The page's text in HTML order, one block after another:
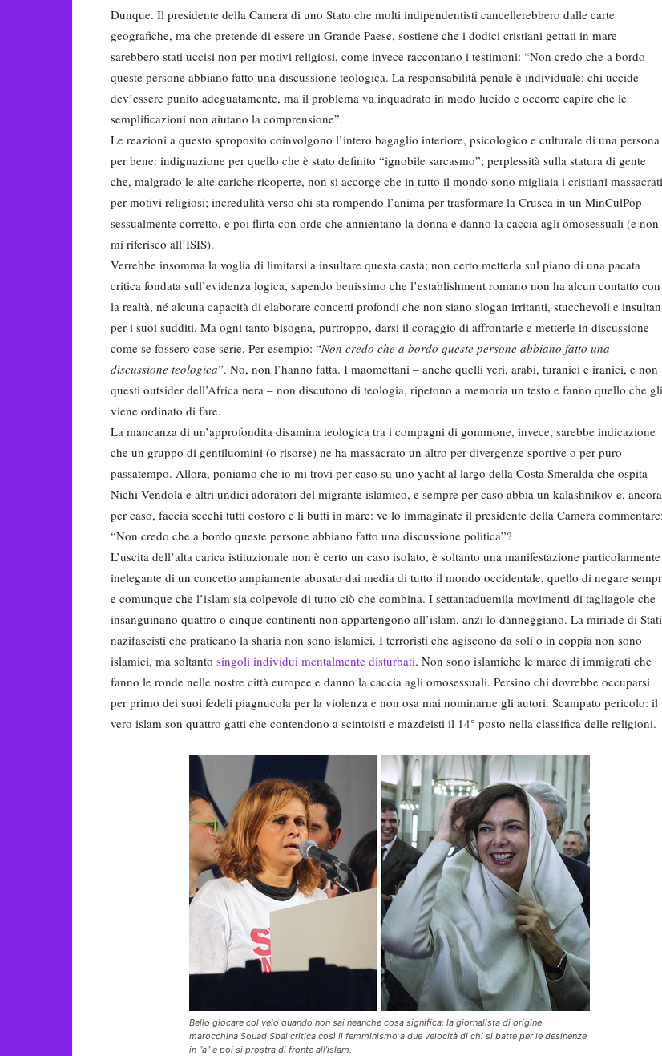
Dunque. Il presidente della Camera di uno Stato che molti indipendentisti cancellerebbero dalle carte
geografiche, ma che pretende di essere un Grande Paese, sostiene che i dodici cristiani gettati in mare
sarebbero stati uccisi non per motivi religiosi, come invece raccontano i testimoni: “Non credo che a bordo
queste persone abbiano fatto una discussione teologica. La responsabilità penale è individuale: chi uccide
dev’essere punito adeguatamente, ma il problema va inquadrato in modo lucido e occorre capire che le
semplificazioni non aiutano la comprensione”.
Le reazioni a questo sproposito coinvolgono l’intero bagaglio interiore, psicologico e culturale di una persona
per bene: indignazione per quello che è stato definito “ignobile sarcasmo”; perplessità sulla statura di gente
che, malgrado le alte cariche ricoperte, non si accorge che in tutto il mondo sono migliaia i cristiani massacrati
per motivi religiosi; incredulità verso chi sta rompendo l’anima per trasformare la Crusca in un MinCulPop
sessualmente corretto, e poi flirta con orde che annientano la donna e danno la caccia agli omosessuali (e non
mi riferisco all’ISIS).
Verrebbe insomma la voglia di limitarsi a insultare questa casta; non certo metterla sul piano di una pacata
critica fondata sull’evidenza logica, sapendo benissimo che l’establishment romano non ha alcun contatto con
la realtà, né alcuna capacità di elaborare concetti profondi che non siano slogan irritanti, stucchevoli e
per i suoi sudditi. Ma ogni tanto bisogna, purtroppo, darsi il coraggio di affrontarle e metterle in discussione
come se fossero cose serie. Per esempio: “Non credo che a bordo queste persone abbiano fatto una
discussione teologica”. No, non l’hanno fatta. I maomettani – anche quelli veri, arabi, turanici e iranici, e non
questi outsider dell’Africa nera – non discutono di teologia, ripetono a memoria un testo e fanno quello che gli
viene ordinato di fare.
La mancanza di un’approfondita disamina teologica tra i compagni di gommone, invece, sarebbe indicazione
che un gruppo di gentiluomini (o risorse) ne ha massacrato un altro per divergenze sportive o per puro
passatempo. Allora, poniamo che io mi trovi per caso su uno yacht al largo della Costa Smeralda che ospita
Nichi Vendola e altri undici adoratori del migrante islamico, e sempre per caso abbia un kalashnikov e, ancora
per caso, faccia secchi tutti costoro e li butti in mare: ve lo immaginate il presidente della Camera commentare:
“Non credo che a bordo queste persone abbiano fatto una discussione politica”?
L’uscita dell’alta carica istituzionale non è certo un caso isolato, è soltanto una manifestazione particolarmente
inelegante di un concetto ampiamente abusato dai media di tutto il mondo occidentale, quello di negare
e comunque che l’islam sia colpevole di tutto ciò che combina. I settantaduemila movimenti di tagliagole che
insanguinano quattro o cinque continenti non appartengono all’islam, anzi lo danneggiano. La miriade di Stati
nazifascisti che praticano la sharia non sono islamici. I terroristi che agiscono da soli o in coppia non sono
islamici, ma soltanto singoli individui mentalmente disturbati. Non sono islamiche le maree di immigrati che
fanno le ronde nelle nostre città europee e danno la caccia agli omosessuali. Persino chi dovrebbe occuparsi
per primo dei suoi fedeli piagnucola per la violenza e non osa mai nominarne gli autori. Scampato pericolo: il
vero islam son quattro gatti che contendono a scintoisti e mazdeisti il 14° posto nella classifica delle religioni.
Bello giocare col velo quando non sai neanche cosa significa: la giornalista di origine
marocchina Souad Sbai critica così il femminismo a due velocità di chi si batte per le desinenze
in “a” e poi si prostra di fronte all’islam.